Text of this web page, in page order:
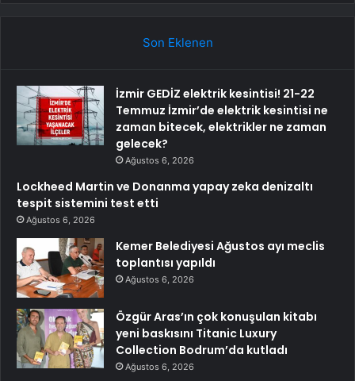
Son Eklenen
İzmir GEDİZ elektrik kesintisi! 21-22
Temmuz İzmir’de elektrik kesintisi ne
zaman bitecek, elektrikler ne zaman
gelecek?
Ağustos 6, 2026
Lockheed Martin ve Donanma yapay zeka denizaltı
tespit sistemini test etti
Ağustos 6, 2026
Kemer Belediyesi Ağustos ayı meclis
toplantısı yapıldı
Ağustos 6, 2026
Özgür Aras’ın çok konuşulan kitabı
yeni baskısını Titanic Luxury
Collection Bodrum’da kutladı
Ağustos 6, 2026